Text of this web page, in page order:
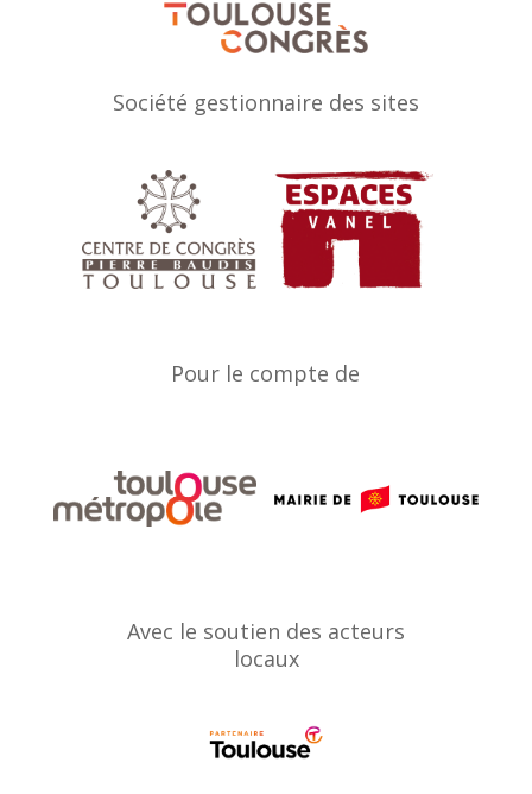
Société gestionnaire des sites
Pour le compte de
Avec le soutien des acteurs
locaux